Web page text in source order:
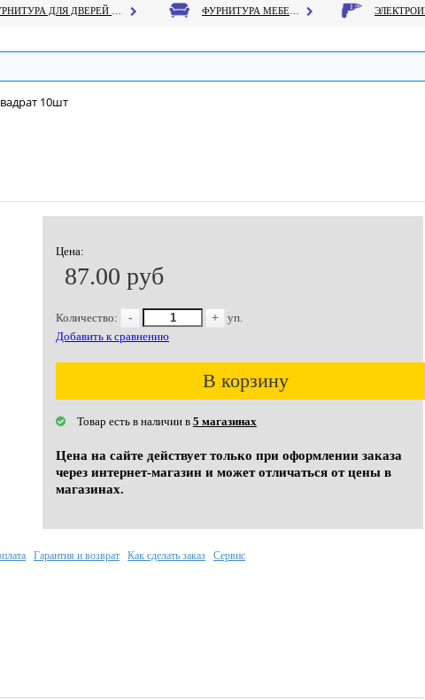
10шт
Цена:
87.00 руб
Количество: - +
уп.
Добавить к сравнению
В корзину
Товар есть в наличии в 5 магазинах
Цена на сайте действует только при оформлении заказа
через интернет-магазин и может отличаться от цены в
магазинах.
Гарантия и возврат Как сделать заказ Сервис